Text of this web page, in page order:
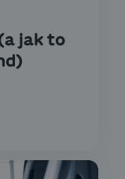
jak to